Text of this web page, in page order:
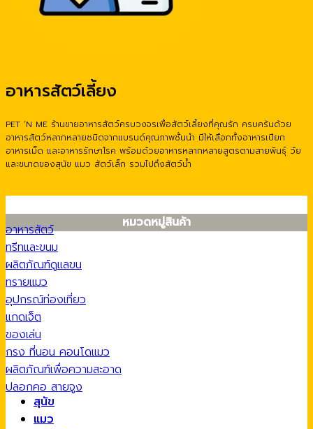
อาหารสัตว์เลี้ยง
PET ‘N ME ร้านขายอาหารสัตว์ครบวงจรเพื่อสัตว์เลี้ยงที่คุณรัก ครบครันด้วย
อาหารสัตว์หลากหลายชนิดจากแบรนด์คุณภาพชั้นนำ มีให้เลือกทั้งอาหารเปียก
อาหารเม็ด และอาหารรักษาโรค พร้อมด้วยอาหารหลากหลายสูตรตามสายพันธุ์ วัย
และขนาดของสุนัข แมว สัตว์เล็ก รวมไปถึงสัตว์น้ำ
หมวดหมู่สินค้า
อาหารสัตว์
ทรีทและขนม
ผลิตภัณฑ์ดูแลขน
ทรายแมว
อุปกรณ์ท่องเที่ยว
แกดเจ็ต
ของเล่น
กรง ที่นอน คอนโดแมว
ผลิตภัณฑ์เพื่อความสะอาด
ปลอกคอ สายจูง
สุนัข
แมว